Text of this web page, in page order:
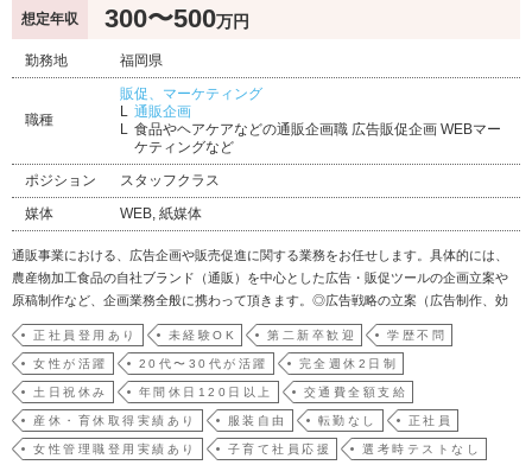
想定年収 300〜500万円
勤務地 福岡県
職種
販促、マーケティング
通販企画
食品やヘアケアなどの通販企画職 広告販促企画 WEBマー
ケティングなど
ポジション
スタッフクラス
媒体
WEB, 紙媒体
通販事業における、広告企画や販売促進に関する業務をお任せします。具体的には、
農産物加工食品の自社ブランド（通販）を中心とした広告・販促ツールの企画立案や
原稿制作など、企画業務全般に携わって頂きます。◎広告戦略の立案（広告制作、効
果検証、数字分析）◎販売企画の立案（会員様向けのキャンペーン企画、ＤＭ制作）
◎当社商品の各種ツール作成（商品パンフレット、会員ページの制作）◎会員向けメ
ールマガジン作成◎新…
正社員登用あり 未経験OK 第二新卒歓迎 学歴不問
女性が活躍 20代〜30代が活躍 完全週休2日制
土日祝休み 年間休日120日以上 交通費全額支給
産休・育休取得実績あり 服装自由 転勤なし 正社員
女性管理職登用実績あり 子育て社員応援 選考時テストなし